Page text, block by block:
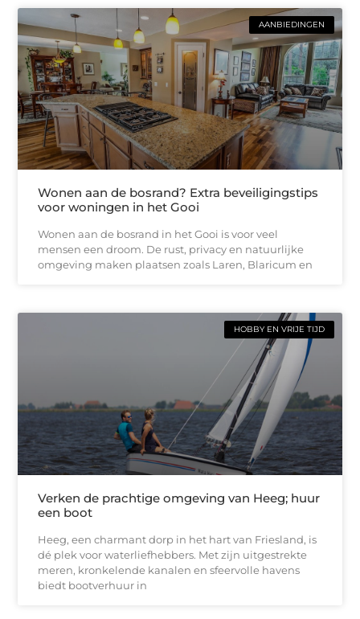
AANBIEDINGEN
Wonen aan de bosrand? Extra beveiligingstips
voor woningen in het Gooi
Wonen aan de bosrand in het Gooi is voor veel
mensen een droom. De rust, privacy en natuurlijke
omgeving maken plaatsen zoals Laren, Blaricum en
HOBBY EN VRIJE TIJD
Verken de prachtige omgeving van Heeg; huur
een boot
Heeg, een charmant dorp in het hart van Friesland, is
dé plek voor waterliefhebbers. Met zijn uitgestrekte
meren, kronkelende kanalen en sfeervolle havens
biedt bootverhuur in